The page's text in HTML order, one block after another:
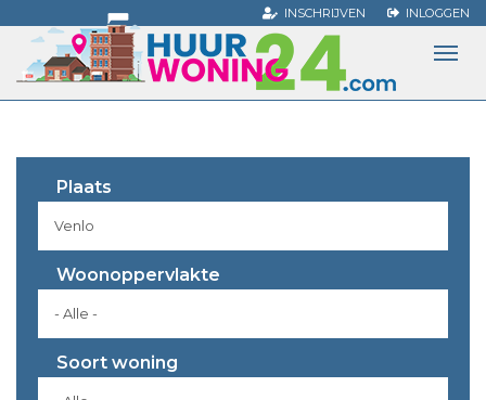
Overslaan
de
inhoud
INSCHRIJVEN INLOGGEN
Plaats
Woonoppervlakte
Soort woning